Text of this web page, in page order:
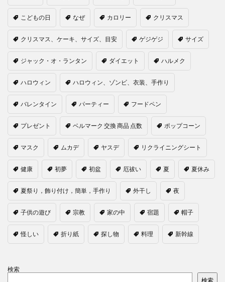
こどもの日 なぜ カロリー クリスマス
クリスマス、ケーキ、サイズ、目安 ゲジゲジ サイズ
ジャック・オ・ランタン ダイエット ハルメク
ハロウィン ハロウィン、ゾンビ、衣装、手作り
バレンタイン パーティー フードペン
プレゼント ベルマーク 交換 商品 点数 ポップコーン
マスク ムカデ ヤスデ リクライニングシート
健康 初夢 初盆 厄祓い 夏 夏休み
夏祭り，飾り付け，簡単，手作り 外干し 夜
子供の遊び 宗教 家の中 宿題 帽子
怪しい 折り紙 探し物 料理 新幹線
検索
検索